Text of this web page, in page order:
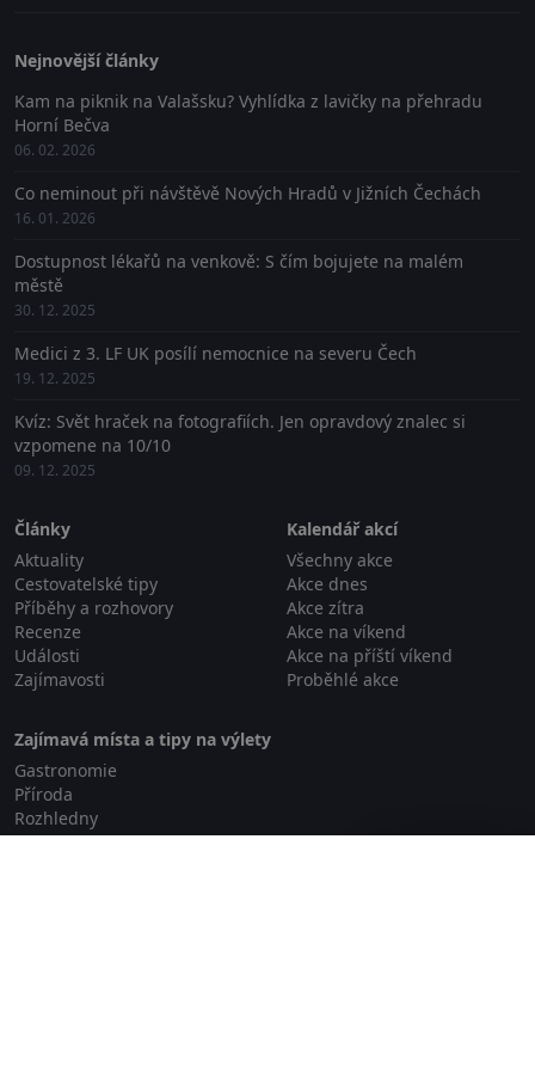
Nejnovější články
Kam na piknik na Valašsku? Vyhlídka z lavičky na přehradu
Horní Bečva
06. 02. 2026
Co neminout při návštěvě Nových Hradů v Jižních Čechách
16. 01. 2026
Dostupnost lékařů na venkově: S čím bojujete na malém
městě
30. 12. 2025
Medici z 3. LF UK posílí nemocnice na severu Čech
19. 12. 2025
Kvíz: Svět hraček na fotografiích. Jen opravdový znalec si
vzpomene na 10/10
09. 12. 2025
Články
Aktuality
Cestovatelské tipy
Příběhy a rozhovory
Recenze
Události
Zajímavosti
Kalendář akcí
Všechny akce
Akce dnes
Akce zítra
Akce na víkend
Akce na příští víkend
Proběhlé akce
Zajímavá místa a tipy na výlety
Gastronomie
Příroda
Rozhledny
Relaxace a wellness